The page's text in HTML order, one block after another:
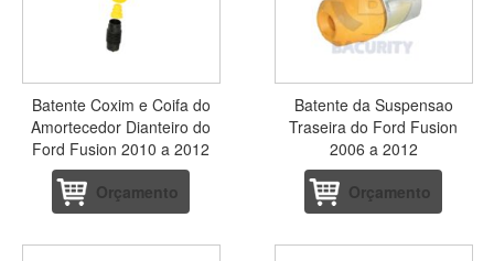
Batente Coxim e Coifa do
Amortecedor Dianteiro do
Ford Fusion 2010 a 2012
Orçamento
Batente da Suspensao
Traseira do Ford Fusion
2006 a 2012
Orçamento